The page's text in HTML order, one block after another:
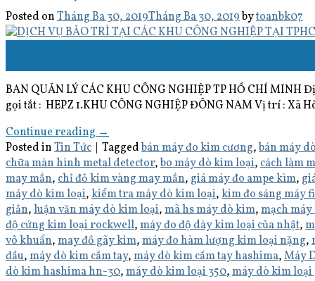
Posted onTháng Ba 30, 2019Tháng Ba 30, 2019bytoanbk07
BAN QUẢN LÝ CÁC KHU CÔNG NGHIỆP TP HỒ CHÍ MINH
gọi tắt : HEPZ 1.KHU CÔNG NGHIỆP ĐÔNG NAM Vị trí : Xã
Continue reading→
Posted inTin Tức | Taggedbán máy đo kim cương,bán máy
chữa màn hình metal detector,bo máy dò kim loại,cách làm
may mắn,chỉ đỏ kim vàng may mắn, giá máy đo ampe kìm,
máy dò kim loại,kiểm tra máy dò kim loại,kim đo sáng máy
giản,luận văn máy dò kim loại,mã hs máy dò kim,mạch
độ cứng kim loại rockwell,máy đo độ dày kim loại của nhật,
vô khuẩn,may đồ gãy kim,máy đo hàm lượng kim loại nặng,
đầu,máy dò kim cầm tay,máy dò kim cầm tay hashima,Máy
dò kim hashima hn-30,máy dò kim loại 350,máy dò kim loại